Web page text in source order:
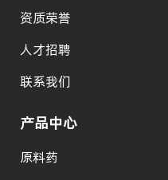
资质荣誉
人才招聘
联系我们
产品中心
原料药